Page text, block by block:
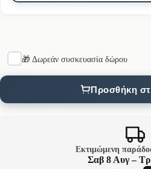
🎁 Δωρεάν συσκευασία δώρου
Προσθήκη
Εκτιμώμενη
Σαβ 8 Αυγ –